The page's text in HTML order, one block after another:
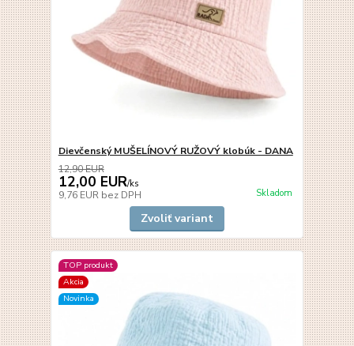
Dievčenský MUŠELÍNOVÝ RUŽOVÝ klobúk - DANA
12,90 EUR
12,00 EUR/ks
9,76 EUR bez DPH Skladom
Zvoliť variant
TOP produkt
Akcia
Novinka